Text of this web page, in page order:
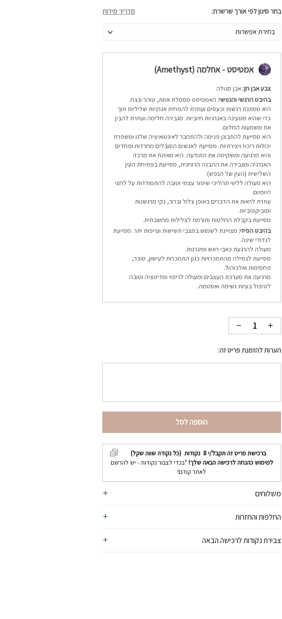
בחר סינון לפי אורך שרשרת
מדריך מידות
בחירת אפשרות
אמטיסט - אחלמה (Amethyst)
צבע אבן חן: אבן סגולה
בהיבט הרגשי והנפשי: האמטיסט מסמלת אמת, טוהר ונצח.
היא ממתנת רגשות וכעסים ועוזרת להפחית אנרגיות שליליות תוך
כדי שהיא מטעינה באנרגיות חיוביות. מגבירה חלימה ועוזרת להבין
את משמעות החלום.
היא מסייעת להתבונן פנימה ולהתחבר לאינטואיציה שלנו ומשפרת
יכולות ריכוז ויצירתיות. מסייעת לאנשים הסובלים מחרדות ופחדים
והיא מרגיעה ומשקיטה את התודעה. היא מאזנת את מרכזי
האנרגיה ומגבירה את ההבנה הרוחנית, מסייעת בפתיחת העין
השלישית (העין של הנפש).
היא מעולה לליווי תהליכי שיפור עצמי וטובה להתמודדות על לחצי
היומיום.
עוזרת לראות את הדברים באופן צלול וברור, נקי מרגשנות
וסוביקטיביות.
מסייעת בקבלת החלטות ותורמת לצלילות מחשבתית.
בהיבט הפיזי: מצויינת לשמוש במצבי תשישות ועייפות יתר. מסייעת
לנדודי שינה.
מעולה להרגעת כאבי ראש ומיגרנות.
מסייעת לגמילה מהתמכרויות כגון התמכרות לעישון, סוכר,
פחמימות ואלכוהול.
מרגיעה את מערכת העצבים ומעולה לריפוי ומדיטציה וטובה
לטיפול בעיות נשימה ואסטמה.
הערות להזמנת פריט זה:
הוספה לסל
ברכישת פריט זה תקבל/י8 נקודות (כל נקודה שווה שקל)
למימוש כהנחה לרכישה הבאה שלך! *בכדי לצבור נקודות - יש להרשם
לאתר קודם!
משלוחים
החלפות והחזרות
צבירת נקודות לרכישה הבאה